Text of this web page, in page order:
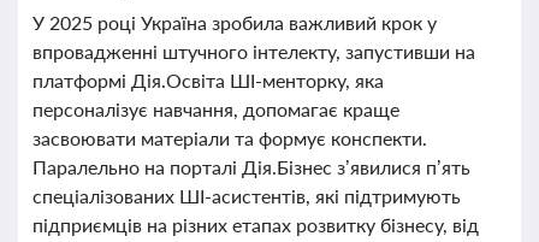
У 2025 році Україна зробила важливий крок у
впровадженні штучного інтелекту, запустивши на
платформі Дія.Освіта ШІ-менторку, яка
персоналізує навчання, допомагає краще
засвоювати матеріали та формує конспекти.
Паралельно на порталі Дія.Бізнес з’явилися п’ять
спеціалізованих ШІ-асистентів, які підтримують
підприємців на різних етапах розвитку бізнесу, від